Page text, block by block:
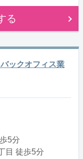
る
ックオフィス業
5分
目 徒歩5分